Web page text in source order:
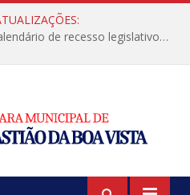
Câmara Municipal informa calendário de recesso legislativo de julho